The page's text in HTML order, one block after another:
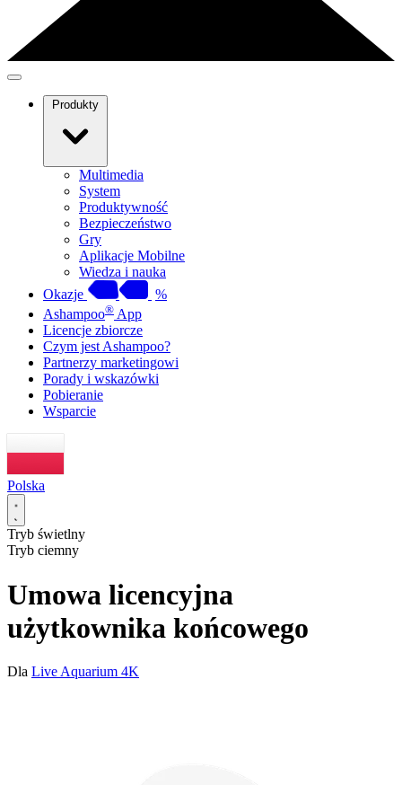
Produkty
Multimedia
System
Produktywność
Bezpieczeństwo
Gry
Aplikacje Mobilne
Wiedza i nauka
Okazje
%
Ashampoo® App
Licencje zbiorcze
Czym jest Ashampoo?
Partnerzy marketingowi
Porady i wskazówki
Pobieranie
Wsparcie
Polska
Tryb świetlny
Tryb ciemny
Umowa licencyjna
użytkownika końcowego
Dla Live Aquarium 4K